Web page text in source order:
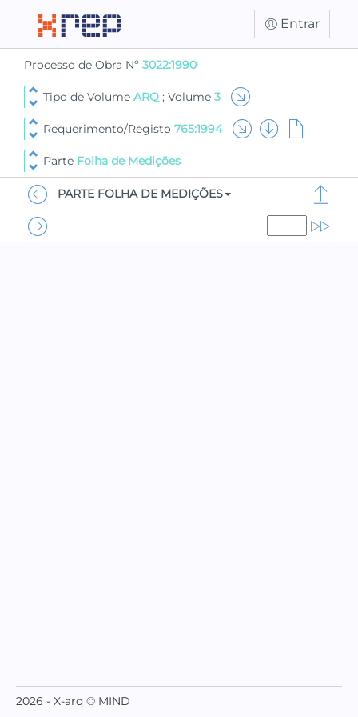
Entrar
Processo de Obra Nº 3022:1990
Tipo de Volume ARQ ; Volume 3
Requerimento/Registo 765:1994
Parte Folha de Medições
PARTE FOLHA DE MEDIÇÕES
2026 - X-arq © MIND